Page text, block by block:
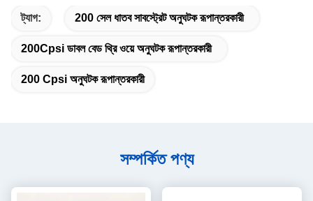
ট্যাগ: 200 সেল ধাতব সাবস্ট্রেট অনুঘটক রূপান্তরকারী
200Cpsi ডাবল বেড থ্রি ওয়ে অনুঘটক রূপান্তরকারী
200 Cpsi অনুঘটক রূপান্তরকারী
সম্পর্কিত পণ্য